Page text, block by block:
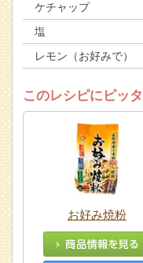
ケチャップ
塩
レモン（お好みで）
このレシピにピッ
お好み焼粉